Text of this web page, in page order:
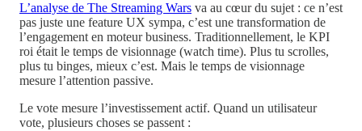
L’analyse de The Streaming Wars va au cœur du sujet : ce n’est
pas juste une feature UX sympa, c’est une transformation de
l’engagement en moteur business. Traditionnellement, le KPI
roi était le temps de visionnage (watch time). Plus tu scrolles,
plus tu binges, mieux c’est. Mais le temps de visionnage
mesure l’attention passive.
Le vote mesure l’investissement actif. Quand un utilisateur
vote, plusieurs choses se passent :